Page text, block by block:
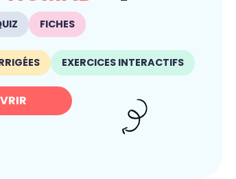
FICHES
EXERCICES INTERACTIFS